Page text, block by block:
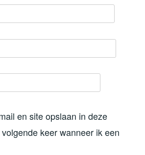
en site opslaan in deze
keer wanneer ik een